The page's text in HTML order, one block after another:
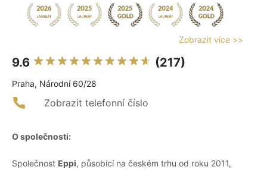
Zobrazit více >>
9.6 (217)
Praha, Národní 60/28
Zobrazit telefonní číslo
O společnosti:
Společnost Eppi, působící na českém trhu od roku 2011,